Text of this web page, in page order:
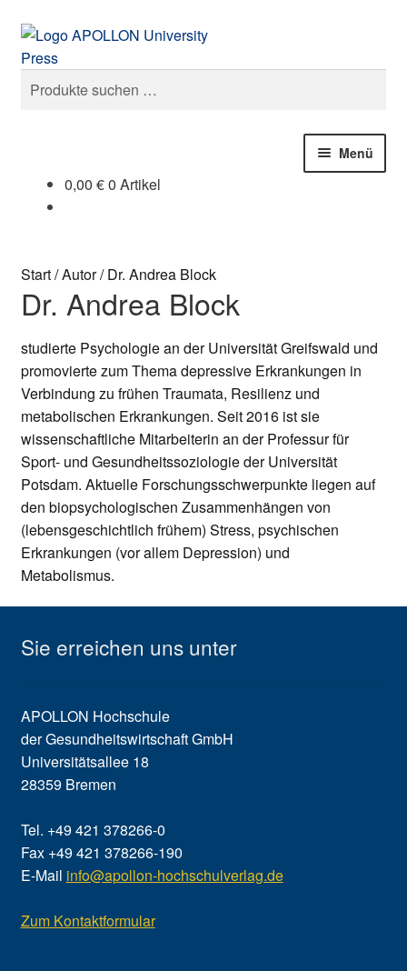
Zur
Navigation
springen
Zum
Inhalt
springen
Suchen
nach:
Suchen
Menü
Publikationen
Der Verlag
Open Access
Pressemitteilungen
0,00 €0 Artikel
Start/Autor/Dr. Andrea Block
Dr. Andrea Block
studierte Psychologie an der Universität Greifswald und
promovierte zum Thema depressive Erkrankungen in
Verbindung zu frühen Traumata, Resilienz und
metabolischen Erkrankungen. Seit 2016 ist sie
wissenschaftliche Mitarbeiterin an der Professur für
Sport- und Gesundheitssoziologie der Universität
Potsdam. Aktuelle Forschungsschwerpunkte liegen auf
den biopsychologischen Zusammenhängen von
(lebensgeschichtlich frühem) Stress, psychischen
Erkrankungen (vor allem Depression) und
Metabolismus.
Sie erreichen uns unter
APOLLON Hochschule
der Gesundheitswirtschaft GmbH
Universitätsallee 18
28359 Bremen
Tel. +49 421 378266-0
Fax +49 421 378266-190
E-Mail info@apollon-hochschulverlag.de
Zum Kontaktformular